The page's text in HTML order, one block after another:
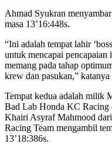
Ahmad Syukran
masa 13’16:448s.
“Ini adalah tempat lahir
untuk mencapai pencapaian
memang pada tahap
krew dan pasukan,” katanya
Tempat kedua adalah milik
Bad Lab Honda KC Racing
Khairi Asyraf Mahmood
Racing Team mengambil
13’18:386s.